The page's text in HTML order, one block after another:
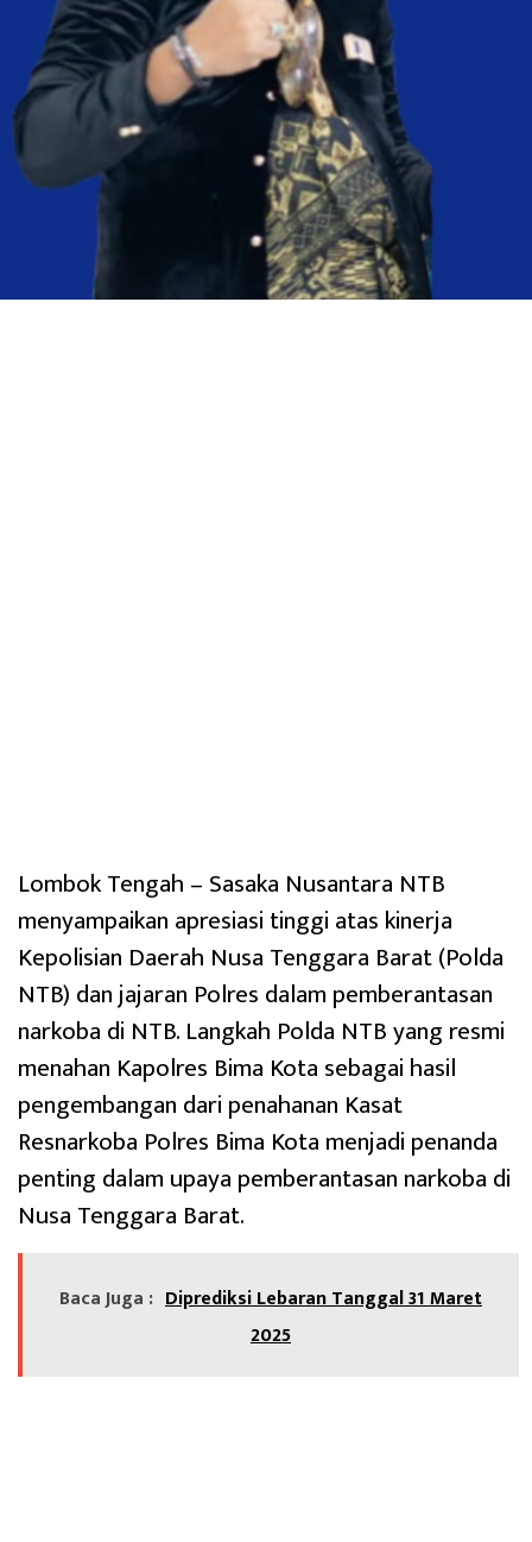
Lombok Tengah – Sasaka Nusantara NTB
menyampaikan apresiasi tinggi atas kinerja
Kepolisian Daerah Nusa Tenggara Barat (Polda
NTB) dan jajaran Polres dalam pemberantasan
narkoba di NTB. Langkah Polda NTB yang resmi
menahan Kapolres Bima Kota sebagai hasil
pengembangan dari penahanan Kasat
Resnarkoba Polres Bima Kota menjadi penanda
penting dalam upaya pemberantasan narkoba di
Nusa Tenggara Barat.
Baca Juga : Diprediksi Lebaran Tanggal 31 Maret
2025